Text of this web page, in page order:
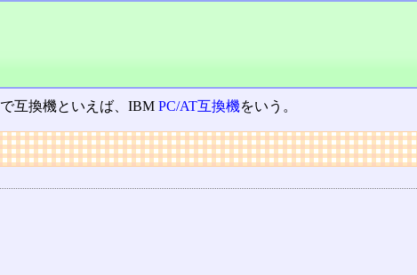
で互換機といえば、IBMPC/AT互換機をいう。